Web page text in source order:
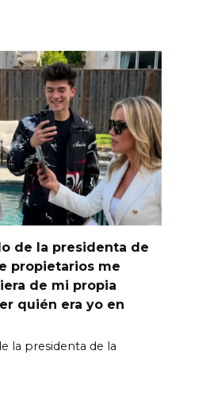
de la presidenta de
propietarios me
de mi propia
quién era yo en
la presidenta de la